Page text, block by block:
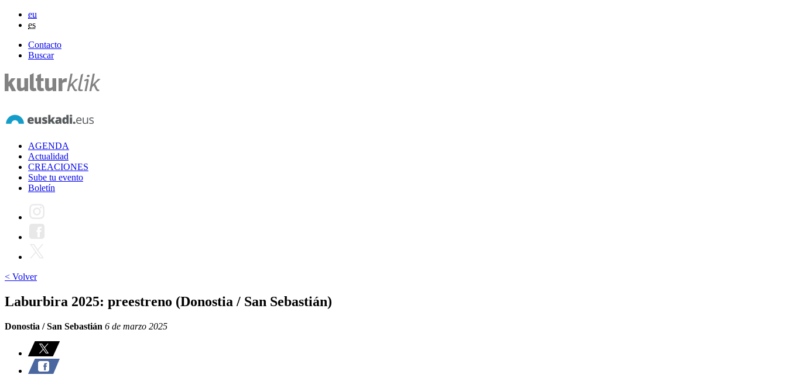
eu
es
Contacto
Buscar
AGENDA
Actualidad
CREACIONES
Sube tu evento
Boletín
< Volver
Laburbira 2025: preestreno (Donostia / San Sebastián)
Donostia / San Sebastián 6 de marzo 2025